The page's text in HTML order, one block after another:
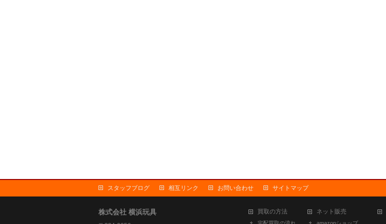
スタッフブログ 相互リンク お問い合わせ サイトマップ
株式会社 横浜玩具 買取の方法 ネット販売